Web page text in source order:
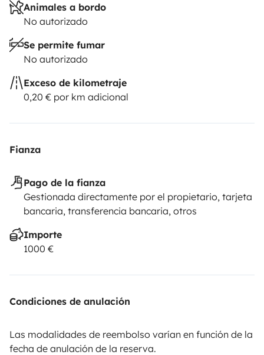
Animales a bordo
No autorizado
Se permite fumar
No autorizado
Exceso de kilometraje
0,20 € por km adicional
Fianza
Pago de la fianza
Gestionada directamente por el propietario, tarjeta
bancaria, transferencia bancaria, otros
Importe
1000 €
Condiciones de anulación
Las modalidades de reembolso varían en función de la
fecha de anulación de la reserva.